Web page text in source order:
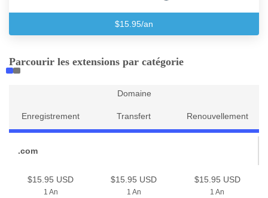
$15.95/an
Parcourir les extensions par catégorie
Domaine
Enregistrement Transfert Renouvellement
.com
$15.95 USD
1 An
$15.95 USD
1 An
$15.95 USD
1 An